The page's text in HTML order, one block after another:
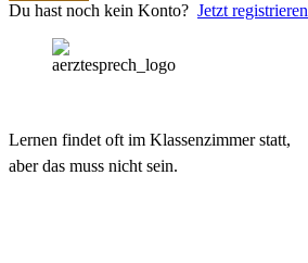
Du hast noch kein Konto? Jetzt registrieren
Lernen findet oft im Klassenzimmer statt,
aber das muss nicht sein.